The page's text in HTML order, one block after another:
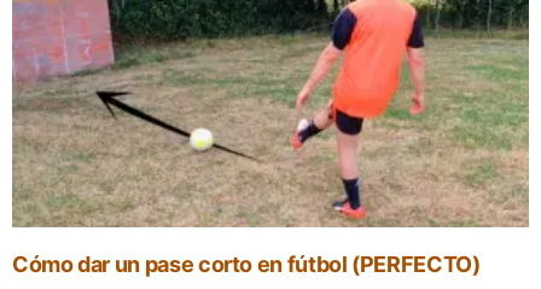
Cómo dar un pase corto en fútbol (PERFECTO)